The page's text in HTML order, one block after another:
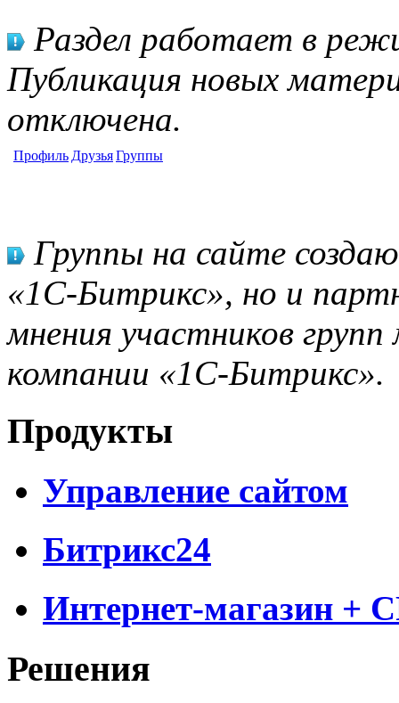
Раздел работает в
Публикация новых
отключена.
Профиль ДрузьяГруппы
Группы на сайте
«1С-Битрикс», но и
мнения участников
компании «1С-Битрикс».
Продукты
Управление сайтом
Битрикс24
Интернет-магазин +
Решения